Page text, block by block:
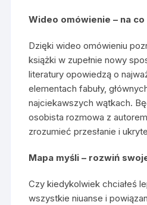
Wideo omówienie – na
Dzięki wideo omówieniu
książki w zupełnie nowy
literatury opowiedzą o
elementach fabuły,
najciekawszych wątkach.
osobista rozmowa z
zrozumieć przesłanie i
Mapa myśli – rozwiń
Czy kiedykolwiek chciałeś
wszystkie niuanse i